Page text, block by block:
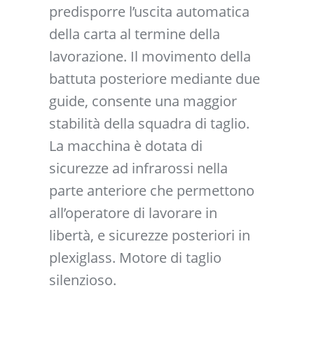
predisporre l’uscita automatica
della carta al termine della
lavorazione. Il movimento della
battuta posteriore mediante due
guide, consente una maggior
stabilità della squadra di taglio.
La macchina è dotata di
sicurezze ad infrarossi nella
parte anteriore che permettono
all’operatore di lavorare in
libertà, e sicurezze posteriori in
plexiglass. Motore di taglio
silenzioso.